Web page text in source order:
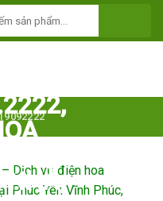
Dịch vụ điện hoa
Phúc Yên Vĩnh Phúc,